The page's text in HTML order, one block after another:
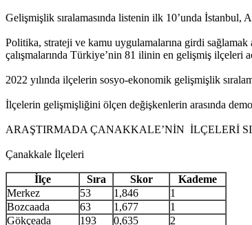
Gelişmişlik sıralamasında listenin ilk 10’unda İstanbul,
Politika, strateji ve kamu uygulamalarına girdi
çalışmalarında Türkiye’nin 81 ilinin en gelişmiş ilçeleri
2022 yılında ilçelerin sosyo-ekonomik gelişmişlik
İlçelerin gelişmişliğini ölçen değişkenlerin arasında
ARAŞTIRMADA ÇANAKKALE’NİN İLÇELERİ
Çanakkale İlçeleri
İlçe Sıra Skor
Kademe
Merkez
53 1,846
1
Bozcaada
63 1,677
1
Gökçeada
193 0,635
2